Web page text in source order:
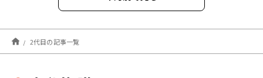
2024年04月
2024年03月
2代目の記事一覧